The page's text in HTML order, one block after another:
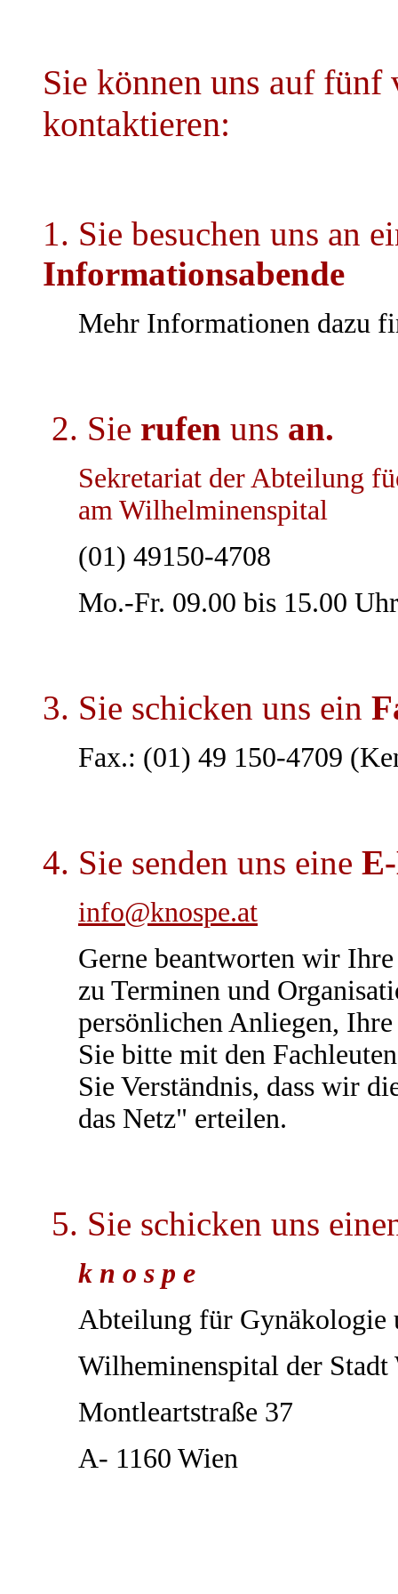
Sie können uns auf fünf
kontaktieren:
1. Sie besuchen uns an
Informationsabende
Mehr Informationen dazu
2. Sie rufen uns an.
Sekretariat der Abteilung
am Wilhelminenspital
(01) 49150-4708
Mo.-Fr. 09.00 bis 15.00 Uhr
3. Sie schicken uns ein
Fax.: (01) 49 150-4709
4. Sie senden uns eine
info@knospe.at
Gerne beantworten wir
zu Terminen und
persönlichen Anliegen,
Sie bitte mit den
Sie Verständnis, dass wir
das Netz" erteilen.
5. Sie schicken uns
k n o s p e
Abteilung für Gynäkologie
Wilheminenspital der Stadt
Montleartstraße 37
A- 1160 Wien